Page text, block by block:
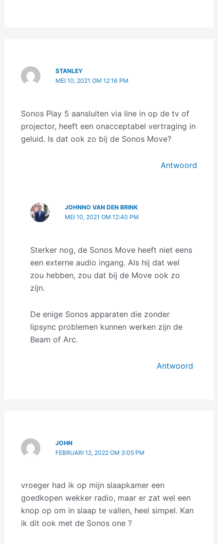
STANLEY
MEI 10, 2021 OM 12:16 PM
Sonos Play 5 aansluiten via line in op de tv of
projector, heeft een onacceptabel vertraging in
geluid. Is dat ook zo bij de Sonos Move?
Antwoord
JOHNNO VAN DEN BRINK
MEI 10, 2021 OM 12:40 PM
Sterker nog, de Sonos Move heeft niet eens
een externe audio ingang. Als hij dat wel
zou hebben, zou dat bij de Move ook zo
zijn.
De enige Sonos apparaten die zonder
lipsync problemen kunnen werken zijn de
Beam of Arc.
Antwoord
JOHN
FEBRUARI 12, 2022 OM 3:05 PM
vroeger had ik op mijn slaapkamer een
goedkopen wekker radio, maar er zat wel een
knop op om in slaap te vallen, heel simpel. Kan
ik dit ook met de Sonos one ?